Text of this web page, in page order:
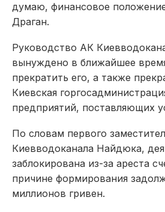
думаю, финансовое
Драган.
Руководство АК
вынуждено в ближайшее
прекратить его, а также
Киевская
предприятий, поставляющих
По словам первого
Киевводоканала Найдюка,
заблокирована из-за ареста
причине формирования
миллионов гривен.